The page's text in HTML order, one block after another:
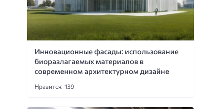
Инновационные фасады: использование
биоразлагаемых материалов в
современном архитектурном дизайне
Нравится: 139